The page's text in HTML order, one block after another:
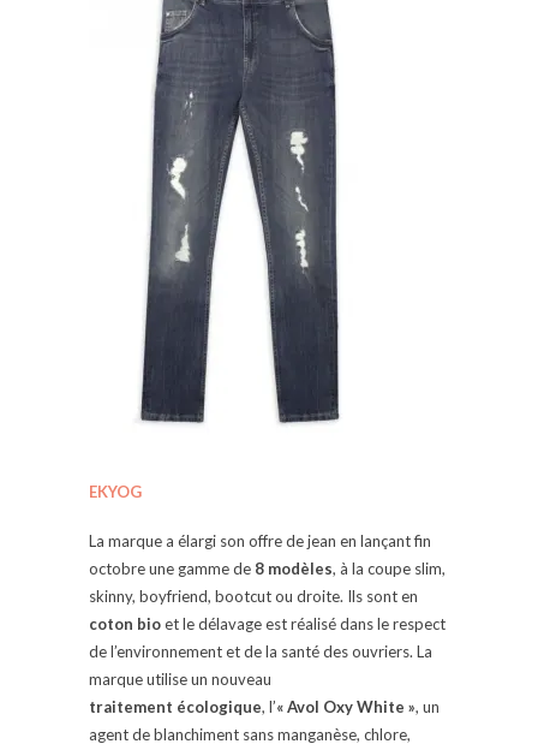
EKYOG
La marque a élargi son offre de jean en lançant fin
octobre une gamme de 8 modèles, à la coupe slim,
skinny, boyfriend, bootcut ou droite. Ils sont en
coton bioet le délavage est réalisé dans le respect
de l’environnement et de la santé des ouvriers. La
marque utilise un nouveau
traitement écologique, l’« Avol Oxy White », un
agent de blanchiment sans manganèse, chlore,